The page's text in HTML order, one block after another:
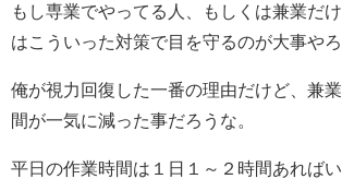
もし専業でやってる人、もしくは兼業だ
はこういった対策で目を守るのが大事やろ
俺が視力回復した一番の理由だけど、兼
間が一気に減った事だろうな。
平日の作業時間は１日１～２時間あれば